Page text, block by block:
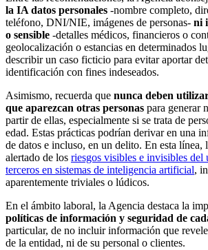
la IA datos personales ­-nombre completo,
teléfono, DNI/NIE, imágenes de personas- ni
o sensible -detalles médicos, financieros o
geolocalización o estancias en determinados
describir un caso ficticio para evitar aportar
identificación con fines indeseados.
Asimismo, recuerda que nunca deben
que aparezcan otras personas para generar
partir de ellas, especialmente si se trata de
edad. Estas prácticas podrían derivar en una
de datos e incluso, en un delito. En esta línea,
alertado de los riesgos visibles e invisibles del
terceros en sistemas de inteligencia artificial,
aparentemente triviales o lúdicos.
En el ámbito laboral, la Agencia destaca la
políticas de información y seguridad de
particular, de no incluir información que
de la entidad, ni de su personal o clientes.